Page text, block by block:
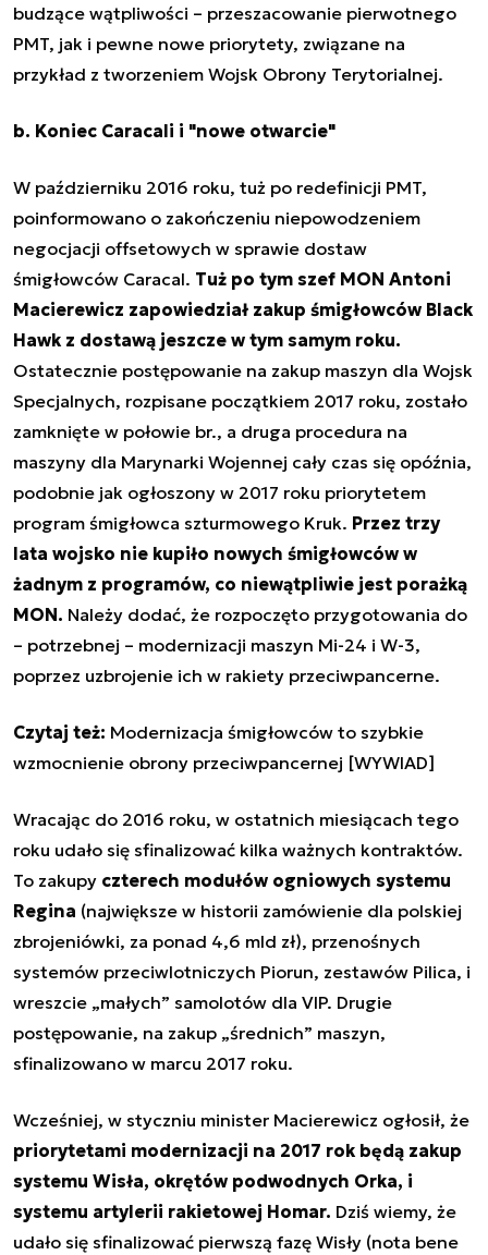
budzące wątpliwości – przeszacowanie pierwotnego
PMT, jak i pewne nowe priorytety, związane na
przykład z tworzeniem Wojsk Obrony Terytorialnej.
b. Koniec Caracali i "nowe otwarcie"
W październiku 2016 roku, tuż po redefinicji PMT,
poinformowano o zakończeniu niepowodzeniem
negocjacji offsetowych w sprawie dostaw
śmigłowców Caracal. Tuż po tym szef MON Antoni
Macierewicz zapowiedział zakup śmigłowców Black
Hawk z dostawą jeszcze w tym samym roku.
Ostatecznie postępowanie na zakup maszyn dla Wojsk
Specjalnych, rozpisane początkiem 2017 roku, zostało
zamknięte w połowie br., a druga procedura na
maszyny dla Marynarki Wojennej cały czas się opóźnia,
podobnie jak ogłoszony w 2017 roku priorytetem
program śmigłowca szturmowego Kruk. Przez trzy
lata wojsko nie kupiło nowych śmigłowców w
żadnym z programów, co niewątpliwie jest porażką
MON. Należy dodać, że rozpoczęto przygotowania do
– potrzebnej – modernizacji maszyn Mi-24 i W-3,
poprzez uzbrojenie ich w rakiety przeciwpancerne.
Czytaj też: Modernizacja śmigłowców to szybkie
wzmocnienie obrony przeciwpancernej [WYWIAD]
Wracając do 2016 roku, w ostatnich miesiącach tego
roku udało się sfinalizować kilka ważnych kontraktów.
To zakupy czterech modułów ogniowych systemu
Regina (największe w historii zamówienie dla polskiej
zbrojeniówki, za ponad 4,6 mld zł), przenośnych
systemów przeciwlotniczych Piorun, zestawów Pilica, i
wreszcie „małych” samolotów dla VIP. Drugie
postępowanie, na zakup „średnich” maszyn,
sfinalizowano w marcu 2017 roku.
Wcześniej, w styczniu minister Macierewicz ogłosił, że
priorytetami modernizacji na 2017 rok będą zakup
systemu Wisła, okrętów podwodnych Orka, i
systemu artylerii rakietowej Homar. Dziś wiemy, że
udało się sfinalizować pierwszą fazę Wisły (nota bene